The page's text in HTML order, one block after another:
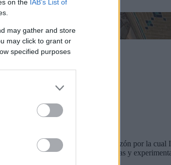
on the IAB’s List of
may gather and store
may click to grant or
specified purposes
favoritos. Hay más de una razón por la cual
a cenar. Acepta cada vez que puedas y